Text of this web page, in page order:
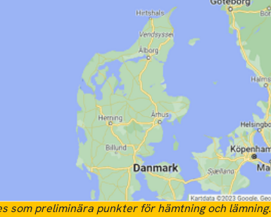
som preliminära punkter för hämtning och lämning.